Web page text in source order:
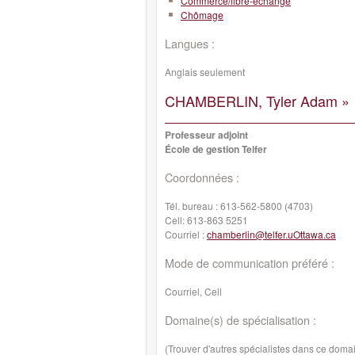
Chômage
Langues :
Anglais seulement
CHAMBERLIN, Tyler Adam »
Professeur adjoint
École de gestion Telfer
Coordonnées :
Tél. bureau :613-562-5800 (4703)
Cell:613-863 5251
Courriel :chamberlin@telfer.uOttawa.ca
Mode de communication préféré :
Courriel, Cell
Domaine(s) de spécialisation :
(Trouver d'autres spécialistes dans ce